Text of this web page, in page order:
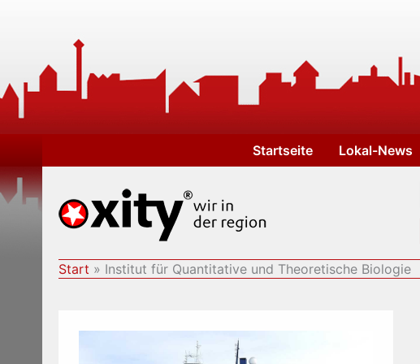
Startseite Lokal-News
Start Institut für Quantitative und Theoretische Biologie